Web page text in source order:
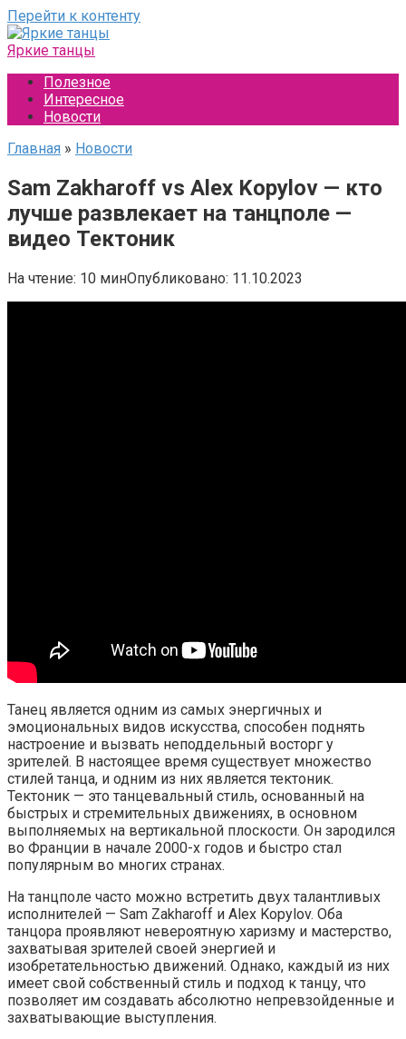
Перейти к контенту
Яркие танцы
Полезное
Интересное
Новости
Главная » Новости
Sam Zakharoff vs Alex Kopylov — кто
лучше развлекает на танцполе —
видео Тектоник
На чтение: 10 минОпубликовано: 11.10.2023
Танец является одним из самых энергичных и
эмоциональных видов искусства, способен поднять
настроение и вызвать неподдельный восторг у
зрителей. В настоящее время существует множество
стилей танца, и одним из них является тектоник.
Тектоник — это танцевальный стиль, основанный на
быстрых и стремительных движениях, в основном
выполняемых на вертикальной плоскости. Он зародился
во Франции в начале 2000-х годов и быстро стал
популярным во многих странах.
На танцполе часто можно встретить двух талантливых
исполнителей — Sam Zakharoff и Alex Kopylov. Оба
танцора проявляют невероятную харизму и мастерство,
захватывая зрителей своей энергией и
изобретательностью движений. Однако, каждый из них
имеет свой собственный стиль и подход к танцу, что
позволяет им создавать абсолютно непревзойденные и
захватывающие выступления.